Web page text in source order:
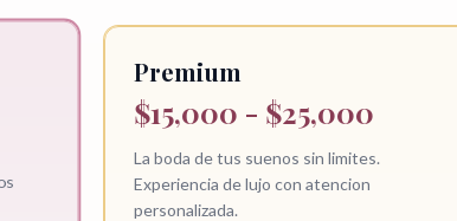
Premium
$15,000 - $25,000
La boda de tus suenos sin limites.
Experiencia de lujo con atencion
personalizada.